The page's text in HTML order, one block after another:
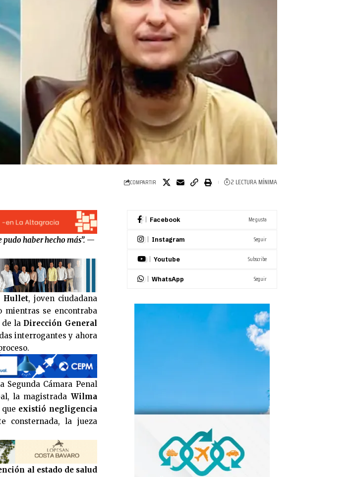
COMPARTIR 2 LECTURA MÍNIMA
haber hecho más”. —
Hullet, joven ciudadana
mientras se encontraba
la Dirección General
interrogantes y ahora
Segunda Cámara Penal
la magistrada Wilma
existió negligencia
consternada, la jueza
al estado de salud
Facebook Me gusta
Instagram Seguir
Youtube Subscribe
WhatsApp Seguir